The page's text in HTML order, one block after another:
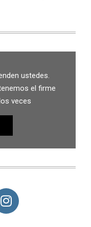
ustedes.
el firme
veces